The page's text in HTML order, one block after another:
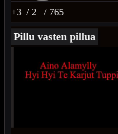
+3 / 2 / 765
Pillu vasten pillua